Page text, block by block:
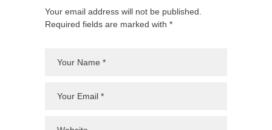
Your email address will not be published.
Required fields are marked with *